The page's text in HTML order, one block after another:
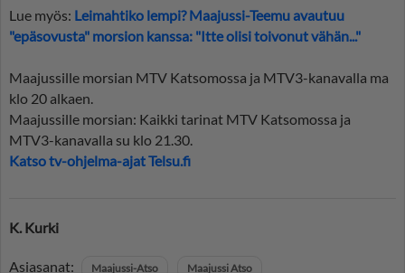
Lue myös: Leimahtiko lempi? Maajussi-Teemu avautuu
"epäsovusta" morsion kanssa: "Itte olisi toivonut vähän..."
Maajussille morsian MTV Katsomossa ja MTV3-kanavalla ma
klo 20 alkaen.
Maajussille morsian: Kaikki tarinat MTV Katsomossa ja
MTV3-kanavalla su klo 21.30.
Katso tv-ohjelma-ajat Telsu.fi
K. Kurki
Asiasanat: Maajussi-Atso Maajussi Atso